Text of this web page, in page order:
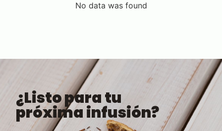
No data was found
¿Listo para tu
próxima infusión?